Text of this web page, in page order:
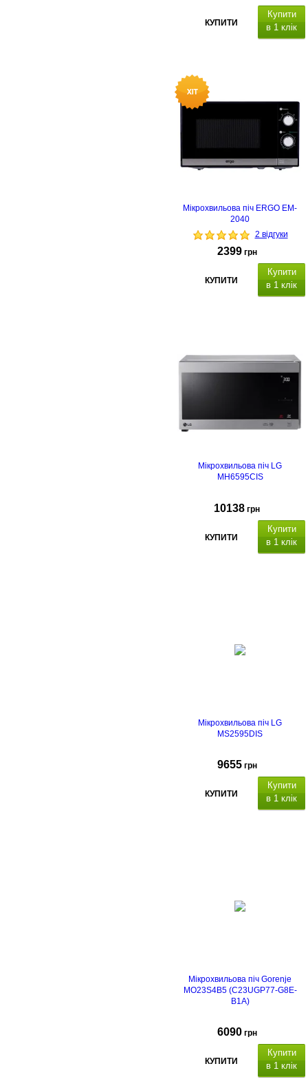
КУПИТИ
Купити
в 1 клік
Мікрохвильова піч ERGO EM-
2040
2 відгуки
2399 грн
КУПИТИ
Купити
в 1 клік
Мікрохвильова піч LG
MH6595CIS
10138 грн
КУПИТИ
Купити
в 1 клік
Мікрохвильова піч LG
MS2595DIS
9655 грн
КУПИТИ
Купити
в 1 клік
Мікрохвильова піч Gorenje
MO23S4B5 (C23UGP77-G8E-
B1A)
6090 грн
КУПИТИ
Купити
в 1 клік